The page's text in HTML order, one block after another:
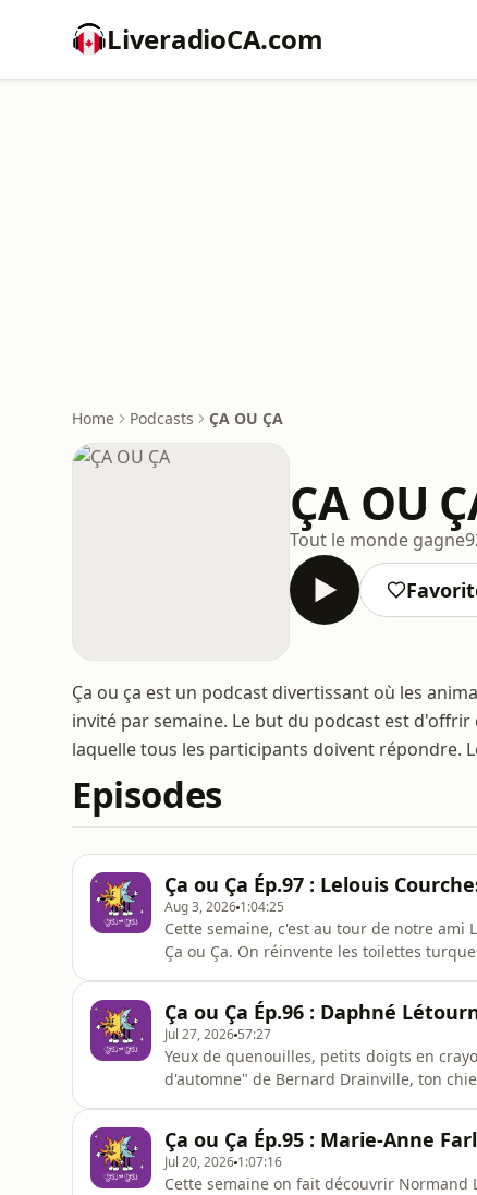
LiveradioCA.com
Home Podcasts ÇA OU ÇA
ÇA OU
Tout le monde gagne
Ça ou ça est un podcast divertissant où les
invité par semaine. Le but du podcast est
laquelle tous les participants doivent répondre.
Episodes
Ça ou Ça Ép.97 : Lelouis
Aug 3, 2026 1:04:25
Cette semaine, c'est au tour de notre
Ça ou Ça. On réinvente les toilettes
éveillé.Bon épisode!!•••••••••••••Merci
Ça ou Ça Ép.96 : Daphné
Jul 27, 2026 57:27
Yeux de quenouilles, petits doigts en
d'automne" de Bernard Drainville, ton
cyclistes). On part faire notre sport, et
Pour 40 $
Ça ou Ça Ép.95 : Marie-Anne
Jul 20, 2026 1:07:16
Cette semaine on fait découvrir Normand